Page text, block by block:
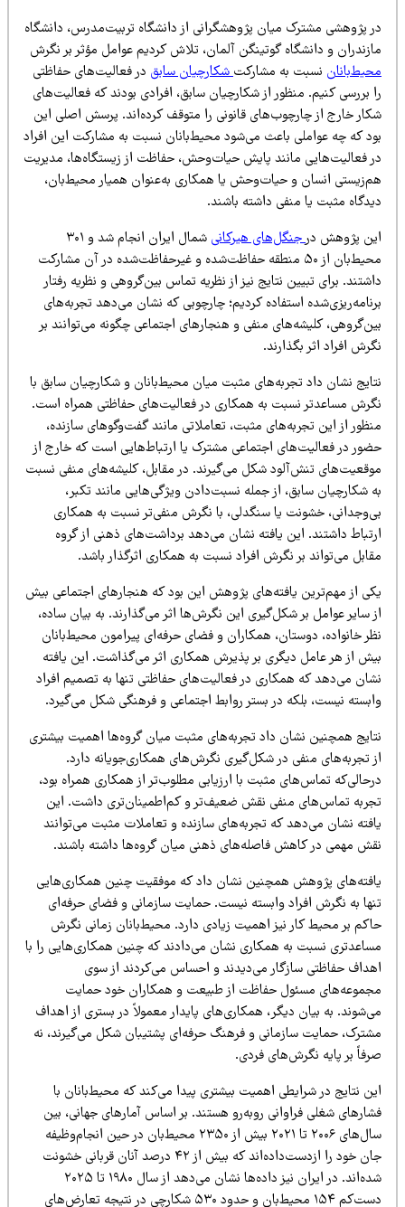
پژوهشی مشترک میان پژوهشگرانی از دانشگاه تربیت‌مدرس، دانشگاه
و دانشگاه گوتینگن آلمان، تلاش کردیم عوامل مؤثر بر نگرش
نسبت به مشارکتشکارچیان سابقدر فعالیت‌های حفاظتی
بررسی کنیم. منظور از شکارچیان سابق، افرادی بودند که فعالیت‌های
خارج از چارچوب‌های قانونی را متوقف کرده‌اند. پرسش اصلی این
که چه عواملی باعث می‌شود محیط‌بانان نسبت به مشارکت این افراد
فعالیت‌هایی مانند پایش حیات‌وحش، حفاظت از زیستگاه‌ها، مدیریت
انسان و حیات‌وحش یا همکاری به‌عنوان همیار محیط‌بان،
مثبت یا منفی داشته باشند.
پژوهش درجنگل‌های هیرکانی
شمال ایران انجام شد و ۳۰۱
محیط‌بان از ۵۰ منطقه حفاظت‌شده و غیرحفاظت‌شده در آن مشارکت
برای تبیین نتایج نیز از نظریه تماس بین‌گروهی و نظریه رفتار
استفاده کردیم؛ چارچوبی که نشان می‌دهد تجربه‌های
کلیشه‌های منفی و هنجارهای اجتماعی چگونه می‌توانند بر
افراد اثر بگذارند.
نشان داد تجربه‌های مثبت میان محیط‌بانان و شکارچیان سابق با
مساعدتر نسبت به همکاری در فعالیت‌های حفاظتی همراه است.
از این تجربه‌های مثبت، تعاملاتی مانند گفت‌وگوهای سازنده،
در فعالیت‌های اجتماعی مشترک یا ارتباط‌هایی است که خارج از
تنش‌آلود شکل می‌گیرند. در مقابل، کلیشه‌های منفی نسبت
شکارچیان سابق، از جمله نسبت‌دادن ویژگی‌هایی مانند تکبر،
خشونت یا سنگدلی، با نگرش منفی‌تر نسبت به همکاری
داشتند. این یافته نشان می‌دهد برداشت‌های ذهنی از گروه
می‌تواند بر نگرش افراد نسبت به همکاری اثرگذار باشد.
از مهم‌ترین یافته‌های پژوهش این بود که هنجارهای اجتماعی بیش
سایر عوامل بر شکل‌گیری این نگرش‌ها اثر می‌گذارند. به بیان ساده،
خانواده، دوستان، همکاران و فضای حرفه‌ای پیرامون محیط‌بانان
از هر عامل دیگری بر پذیرش همکاری اثر می‌گذاشت. این یافته
می‌دهد که همکاری در فعالیت‌های حفاظتی تنها به تصمیم افراد
نیست، بلکه در بستر روابط اجتماعی و فرهنگی شکل می‌گیرد.
همچنین نشان داد تجربه‌های مثبت میان گروه‌ها اهمیت بیشتری
تجربه‌های منفی در شکل‌گیری نگرش‌های همکاری‌جویانه دارد.
تماس‌های مثبت با ارزیابی مطلوب‌تر از همکاری همراه بود،
تماس‌های منفی نقش ضعیف‌تر و کم‌اطمینان‌تری داشت. این
نشان می‌دهد که تجربه‌های سازنده و تعاملات مثبت می‌توانند
مهمی در کاهش فاصله‌های ذهنی میان گروه‌ها داشته باشند.
پژوهش همچنین نشان داد که موفقیت چنین همکاری‌هایی
به نگرش افراد وابسته نیست. حمایت سازمانی و فضای حرفه‌ای
بر محیط کار نیز اهمیت زیادی دارد. محیط‌بانان زمانی نگرش
نسبت به همکاری نشان می‌دادند که چنین همکاری‌هایی را با
حفاظتی سازگار می‌دیدند و احساس می‌کردند از سوی
مسئول حفاظت از طبیعت و همکاران خود حمایت
به بیان دیگر، همکاری‌های پایدار معمولاً در بستری از اهداف
حمایت سازمانی و فرهنگ حرفه‌ای پشتیبان شکل می‌گیرند، نه
بر پایه نگرش‌های فردی.
نتایج در شرایطی اهمیت بیشتری پیدا می‌کند که محیط‌بانان با
شغلی فراوانی روبه‌رو هستند. بر اساس آمارهای جهانی، بین
سال‌های ۲۰۰۶ تا ۲۰۲۱ بیش از ۲۳۵۰ محیط‌بان در حین انجام‌وظیفه
جان خود را ازدست‌داده‌اند که بیش از ۴۲ درصد آنان قربانی خشونت
شده‌اند. در ایران نیز داده‌ها نشان می‌دهد از سال ۱۹۸۰ تا ۲۰۲۵
دست‌کم ۱۵۴ محیط‌بان و حدود ۵۳۰ شکارچی در نتیجه تعارض‌های